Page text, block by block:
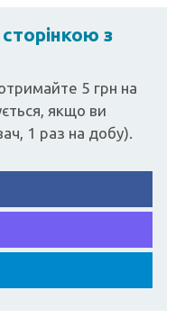
з
5 грн на
якщо ви
1 раз на добу).